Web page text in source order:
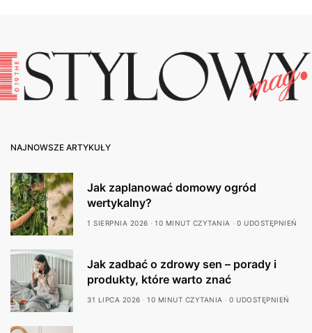
NAJNOWSZE ARTYKUŁY
Jak zaplanować domowy ogród
wertykalny?
1 SIERPNIA 2026 10 MINUT CZYTANIA 0 UDOSTĘPNIEŃ
Jak zadbać o zdrowy sen – porady i
produkty, które warto znać
31 LIPCA 2026 10 MINUT CZYTANIA 0 UDOSTĘPNIEŃ